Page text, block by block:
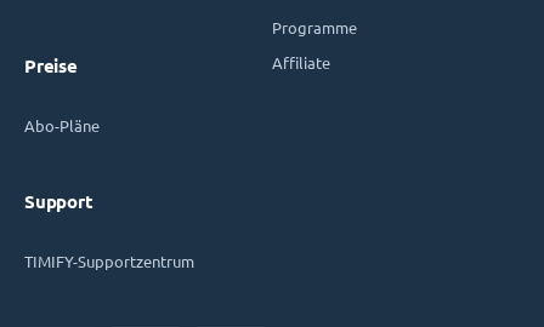
Preise
Abo-Pläne
Support
TIMIFY-Supportzentrum
Programme
Affiliate